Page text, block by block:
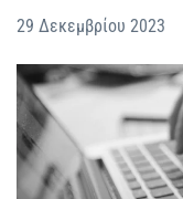
29 Δεκεμβρίου 2023